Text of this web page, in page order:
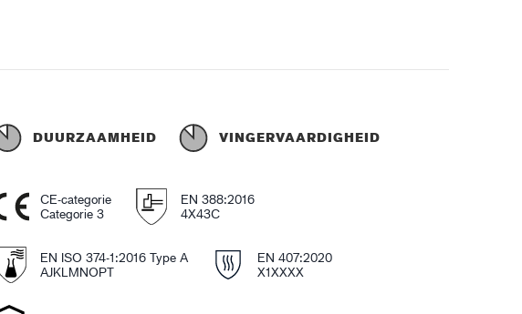
DUURZAAMHEID VINGERVAARDIGHEID
CE-categorie
Categorie 3
EN 388:2016
4X43C
EN ISO 374-1:2016 Type A
AJKLMNOPT
EN 407:2020
X1XXXX